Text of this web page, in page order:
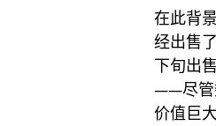
在此背
经出售
下旬出
——尽管
价值巨